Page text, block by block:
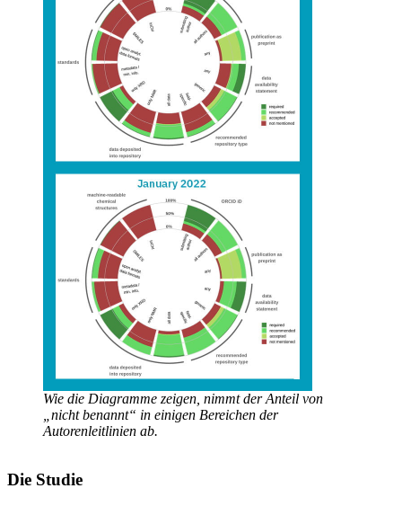
Wie die Diagramme zeigen, nimmt der Anteil von
„nicht benannt“ in einigen Bereichen der
Autorenleitlinien ab.
Die Studie